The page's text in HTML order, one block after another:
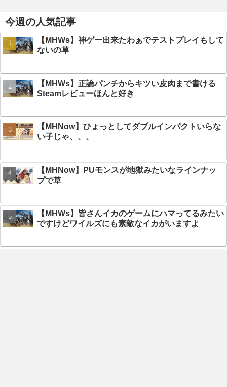
今週の人気記事
【MHWs】神ゲー出来たわぁでテストプレイもして
ないの草
【MHWs】正論パンチからキツい皮肉まで書ける
Steamレビューほんと好き
【MHNow】ひょっとしてダブルインパクトいらな
い子じゃ、、、
【MHNow】PUモンスが地獄みたいなラインナッ
プで草
【MHWs】皆さんイカのゲームにハマってるみたい
ですけどワイルズにも素敵なイカがいますよ